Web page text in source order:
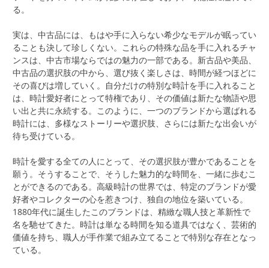
る。
実は、中古品には、もはや手に入らない希少なモデルが眠ってい
ることも決して珍しくない。これらの特殊な品を手に入れるチャ
ンスは、中古市場ならではの魅力の一部である。新古品や美品、
中古品の選択肢の中から、選び抜く楽しさは、時間が経つほどに
その喜びは増していく。自分だけの特別な時計を手に入れること
は、時計愛好者にとって特権であり、その価値は新たな物語や思
い出と共に永続する。このように、一つのブランドから選ばれる
時計には、多様なストーリーや選択肢、さらには新たな出会いが
待ち受けている。
時計を愛する全ての人にとって、その選択肢が豊かであることを
願う。そうすることで、そうした魅力的な時間を、一緒に歩むこ
とができるのである。高級時計の世界では、特定のブランドが愛
好者やコレクターの心を惹きつけ、独自の地位を築いている。
1880年代に誕生したこのブランドは、精緻な職人技と革新性で
名を馳せてきた。時計は単なる時間を知る道具ではなく、芸術的
価値を持ち、職人が手作業で組み立てることで特別な存在となっ
ている。